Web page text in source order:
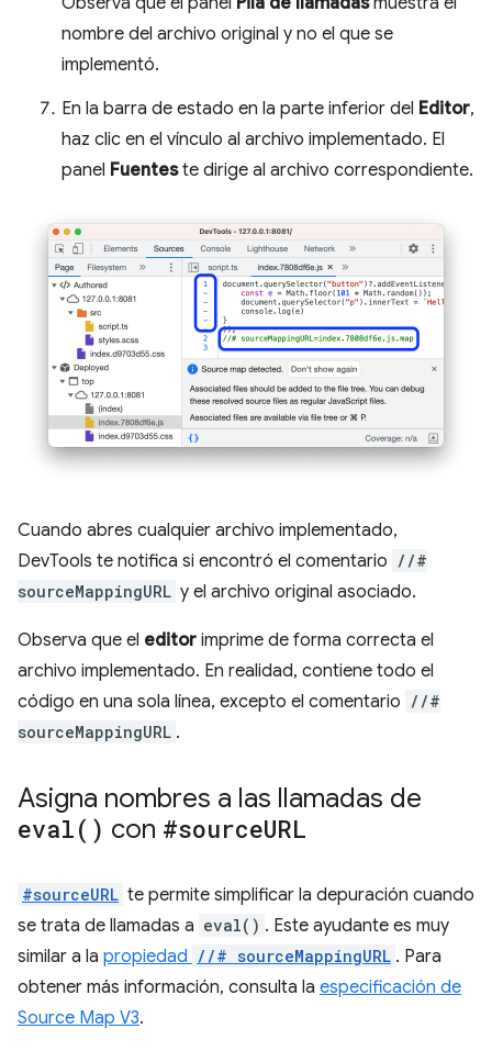
nombre del archivo original y no el que se
implementó.
En la barra de estado en la parte inferior del Editor,
haz clic en el vínculo al archivo implementado. El
panel Fuenteste dirige al archivo correspondiente.
Cuando abres cualquier archivo implementado,
DevTools te notifica si encontró el comentario //#
sourceMappingURL y el archivo original asociado.
Observa que el editor imprime de forma correcta el
archivo implementado. En realidad, contiene todo el
código en una sola línea, excepto el comentario //#
sourceMappingURL .
Asigna nombres a las llamadas de
eval( ) con #sourceURL
#sourceURL te permite simplificar la depuración cuando
se trata de llamadas a eval() . Este ayudante es muy
similar a la propiedad //# sourceMappingURL . Para
obtener más información, consulta la especificación de
Source Map V3.